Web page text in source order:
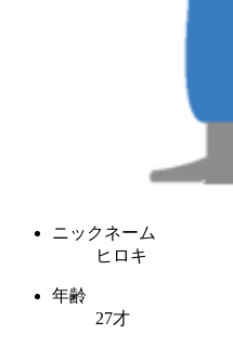
ニックネーム
ヒロキ
年齢
27才